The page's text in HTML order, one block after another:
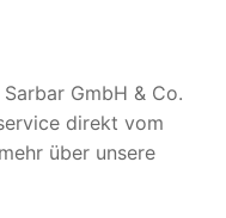
GmbH & Co.
direkt vom
über unsere